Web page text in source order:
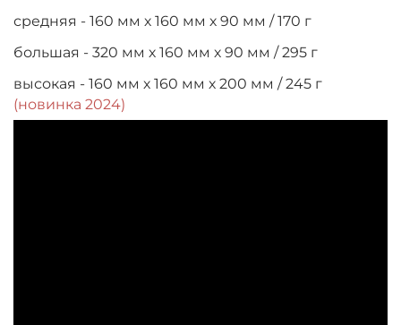
средняя - 160 мм х 160 мм х 90 мм / 170 г
большая - 320 мм х 160 мм х 90 мм / 295 г
высокая - 160 мм х 160 мм х 200 мм / 245 г
(новинка 2024)